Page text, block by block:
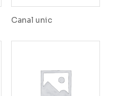
Canal unic